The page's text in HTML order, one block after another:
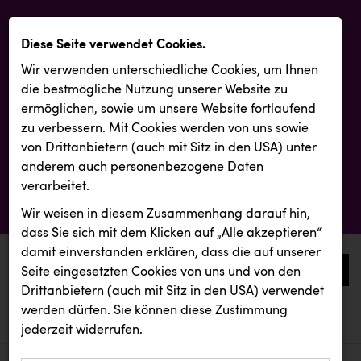
0
aktuelle aussendungen
aktuelle aussendungen
Diese Seite verwendet Cookies.
Wir verwenden unterschiedliche Cookies, um Ihnen
die best­mögliche Nutzung unserer Website zu
ermöglichen, sowie um unsere Website fortlaufend
zu verbessern. Mit Cookies werden von uns sowie
von Drittanbietern (auch mit Sitz in den USA) unter
anderem auch personenbezogene Daten
verarbeitet.
Wir weisen in diesem Zusammenhang darauf hin,
dass Sie sich mit dem Klicken auf „Alle akzeptieren“
damit ein­ver­standen erklären, dass die auf unserer
Seite eingesetzten Cookies von uns und von den
Drittanbietern (auch mit Sitz in den USA) verwendet
werden dürfen. Sie können diese Zustimmung
jederzeit widerrufen.